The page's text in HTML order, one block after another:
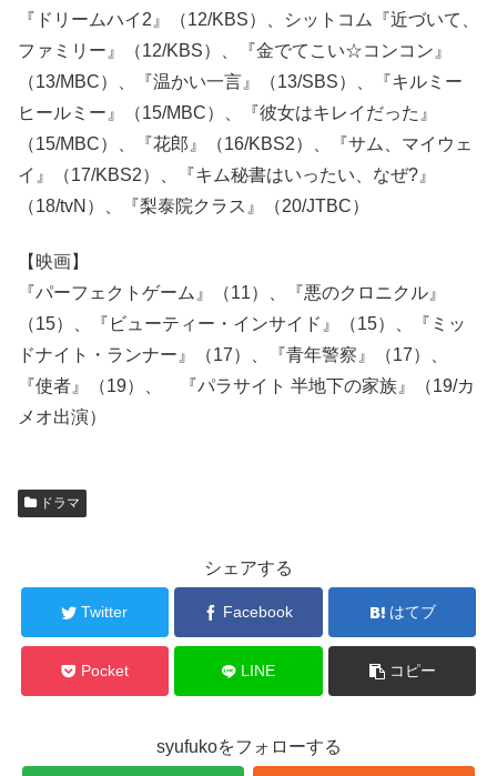
『ドリームハイ2』（12/KBS）、シットコム『近づいて、
ファミリー』（12/KBS）、『金でてこい☆コンコン』
（13/MBC）、『温かい一言』（13/SBS）、『キルミー
ヒールミー』（15/MBC）、『彼女はキレイだった』
（15/MBC）、『花郎』（16/KBS2）、『サム、マイウェ
イ』（17/KBS2）、『キム秘書はいったい、なぜ?』
（18/tvN）、『梨泰院クラス』（20/JTBC）
【映画】
『パーフェクトゲーム』（11）、『悪のクロニクル』
（15）、『ビューティー・インサイド』（15）、『ミッ
ドナイト・ランナー』（17）、『青年警察』（17）、
『使者』（19）、 『パラサイト 半地下の家族』（19/カ
メオ出演）
ドラマ
シェアする
Twitter Facebook はてブ
Pocket LINE コピー
syufukoをフォローする